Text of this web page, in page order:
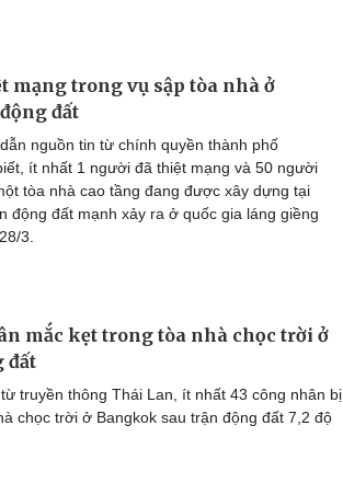
mạng trong vụ sập tòa nhà ở
đất
nguồn tin từ chính quyền thành phố
ít nhất 1 người đã thiệt mạng và 50 người
tòa nhà cao tầng đang được xây dựng tại
động đất mạnh xảy ra ở quốc gia láng giềng
3.
mắc kẹt trong tòa nhà chọc trời ở
đất
truyền thông Thái Lan, ít nhất 43 công nhân bị
chọc trời ở Bangkok sau trận động đất 7,2 độ